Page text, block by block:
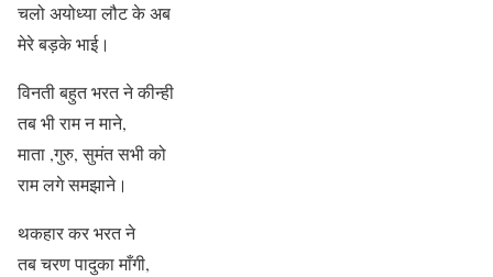
चलो अयोध्या लौट के अब
मेरे बड़के भाई।
विनती बहुत भरत ने कीन्ही
तब भी राम न माने,
माता ,गुरु, सुमंत सभी को
राम लगे समझाने।
थकहार कर भरत ने
तब चरण पादुका माँगी,